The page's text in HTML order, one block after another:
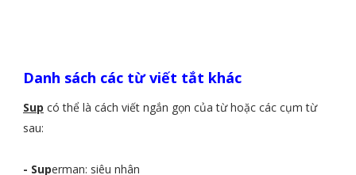
Danh sách các từ viết tắt khác
Sup có thể là cách viết ngắn gọn của từ hoặc các cụm từ
sau:
- Superman: siêu nhân